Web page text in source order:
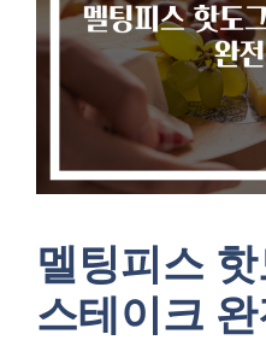
멜팅피스
스테이크